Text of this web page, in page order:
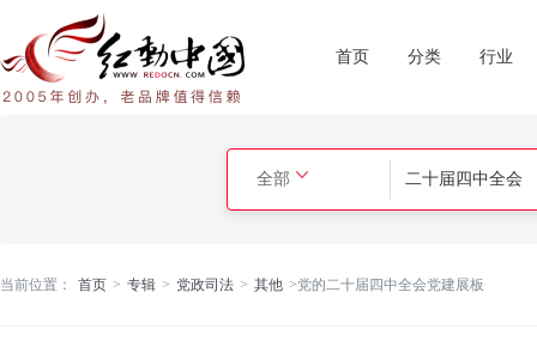
首页 分类 行业
全部
当前位置： 首页 > 专辑 > 党政司法 > 其他 >党的二十届四中全会党建展板